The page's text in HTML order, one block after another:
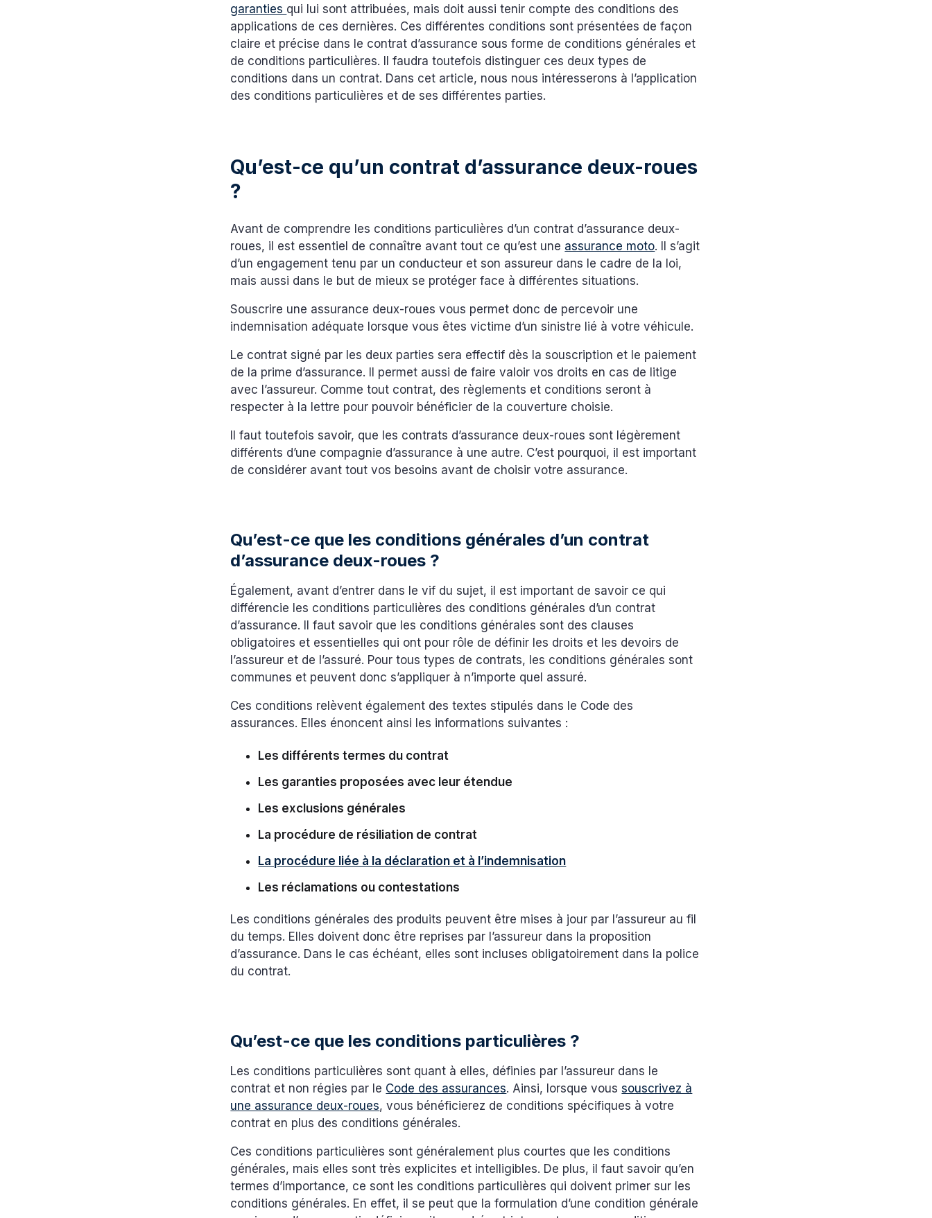
garanties qui lui sont attribuées, mais doit aussi tenir compte des conditions des
applications de ces dernières. Ces différentes conditions sont présentées de façon
claire et précise dans le contrat d’assurance sous forme de conditions générales et
de conditions particulières. Il faudra toutefois distinguer ces deux types de
conditions dans un contrat. Dans cet article, nous nous intéresserons à l’application
des conditions particulières et de ses différentes parties.
Qu’est-ce qu’un contrat d’assurance deux-roues
?
Avant de comprendre les conditions particulières d’un contrat d’assurance deux-
roues, il est essentiel de connaître avant tout ce qu’est une assurance moto. Il s’agit
d’un engagement tenu par un conducteur et son assureur dans le cadre de la loi,
mais aussi dans le but de mieux se protéger face à différentes situations.
Souscrire une assurance deux-roues vous permet donc de percevoir une
indemnisation adéquate lorsque vous êtes victime d’un sinistre lié à votre véhicule.
Le contrat signé par les deux parties sera effectif dès la souscription et le paiement
de la prime d’assurance. Il permet aussi de faire valoir vos droits en cas de litige
avec l’assureur. Comme tout contrat, des règlements et conditions seront à
respecter à la lettre pour pouvoir bénéficier de la couverture choisie.
Il faut toutefois savoir, que les contrats d’assurance deux-roues sont légèrement
différents d’une compagnie d’assurance à une autre. C’est pourquoi, il est important
de considérer avant tout vos besoins avant de choisir votre assurance.
Qu’est-ce que les conditions générales d’un contrat
d’assurance deux-roues ?
Également, avant d’entrer dans le vif du sujet, il est important de savoir ce qui
différencie les conditions particulières des conditions générales d’un contrat
d’assurance. Il faut savoir que les conditions générales sont des clauses
obligatoires et essentielles qui ont pour rôle de définir les droits et les devoirs de
l’assureur et de l’assuré. Pour tous types de contrats, les conditions générales sont
communes et peuvent donc s’appliquer à n’importe quel assuré.
Ces conditions relèvent également des textes stipulés dans le Code des
assurances. Elles énoncent ainsi les informations suivantes :
Les différents termes du contrat
Les garanties proposées avec leur étendue
Les exclusions générales
La procédure de résiliation de contrat
La procédure liée à la déclaration et à l’indemnisation
Les réclamations ou contestations
Les conditions générales des produits peuvent être mises à jour par l’assureur au fil
du temps. Elles doivent donc être reprises par l’assureur dans la proposition
d’assurance. Dans le cas échéant, elles sont incluses obligatoirement dans la police
du contrat.
Qu’est-ce que les conditions particulières ?
Les conditions particulières sont quant à elles, définies par l’assureur dans le
contrat et non régies par le Code des assurances. Ainsi, lorsque voussouscrivez à
une assurance deux-roues, vous bénéficierez de conditions spécifiques à votre
contrat en plus des conditions générales.
Ces conditions particulières sont généralement plus courtes que les conditions
générales, mais elles sont très explicites et intelligibles. De plus, il faut savoir qu’en
termes d’importance, ce sont les conditions particulières qui doivent primer sur les
conditions générales. En effet, il se peut que la formulation d’une condition générale